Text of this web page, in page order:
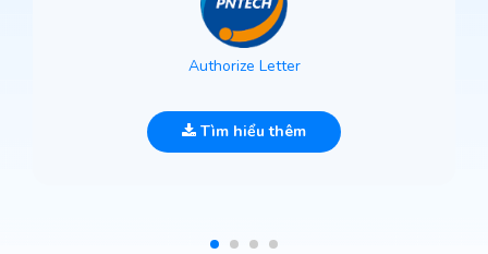
Authorize Letter
Tìm hiểu thêm